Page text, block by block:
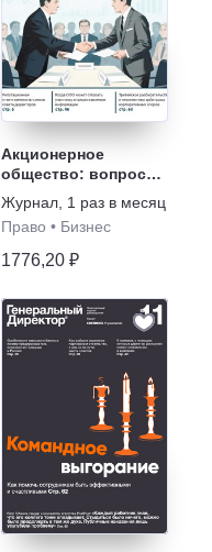
Акционерное
общество: вопросы
корпоративного
управления
Журнал 1 раз в месяц
Право • Бизнес
1776,20 ₽